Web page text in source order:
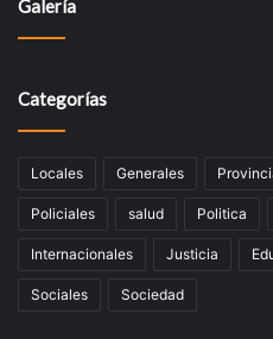
Galería
Categorías
Locales Generales
Policiales salud Politica
Internacionales Justicia
Sociales Sociedad